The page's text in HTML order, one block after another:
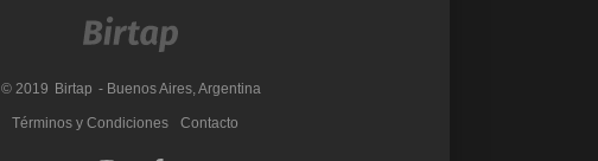
© 2019 Birtap - Buenos Aires, Argentina
Términos y Condiciones Contacto